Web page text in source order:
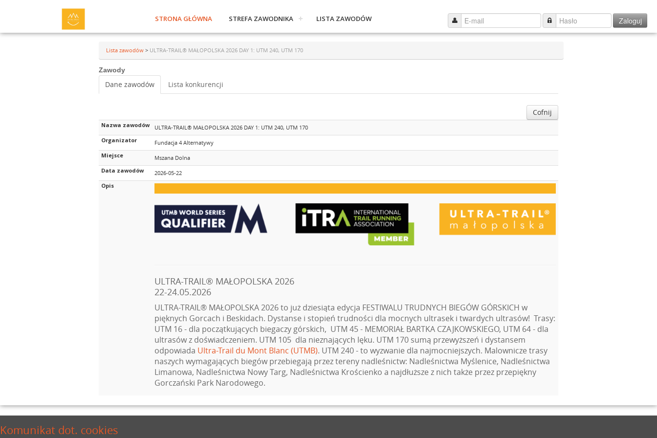
Komunikat dot. cookies
Zaloguj
STRONA GŁÓWNA STREFA ZAWODNIKA LISTA ZAWODÓW
Lista zawodów > ULTRA-TRAIL® MAŁOPOLSKA 2026 DAY 1: UTM 240, UTM 170
Zawody
Dane zawodów Lista konkurencji
Cofnij
Nazwa zawodów
ULTRA-TRAIL® MAŁOPOLSKA 2026 DAY 1: UTM 240, UTM 170
Organizator
Fundacja 4 Alternatywy
Miejsce
Mszana Dolna
Data zawodów
2026-05-22
Opis
ULTRA-TRAIL® MAŁOPOLSKA 2026
22-24.05.2026
ULTRA-TRAIL® MAŁOPOLSKA 2026 to już dziesiąta edycja FESTIWALU TRUDNYCH BIEGÓW GÓRSKICH w
pięknych Gorcach i Beskidach. Dystanse i stopień trudności dla mocnych ultrasek i twardych ultrasów! Trasy:
UTM 16 - dla początkujących biegaczy górskich, UTM 45 - MEMORIAŁ BARTKA CZAJKOWSKIEGO, UTM 64 - dla
ultrasów z doświadczeniem. UTM 105 dla nieznających lęku. UTM 170 sumą przewyższeń i dystansem
odpowiada Ultra-Trail du Mont Blanc (UTMB). UTM 240 - to wyzwanie dla najmocniejszych. Malownicze trasy
naszych wymagających biegów przebiegają przez tereny nadleśnictw: Nadleśnictwa Myślenice, Nadleśnictwa
Limanowa, Nadleśnictwa Nowy Targ, Nadleśnictwa Krościenko a najdłuższe z nich także przez przepiękny
Gorczański Park Narodowego.